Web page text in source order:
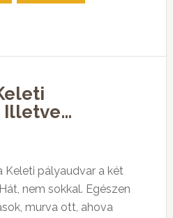
Illetve…
Keleti pályaudvar a két
nem sokkal. Egészen
murva ott, ahova